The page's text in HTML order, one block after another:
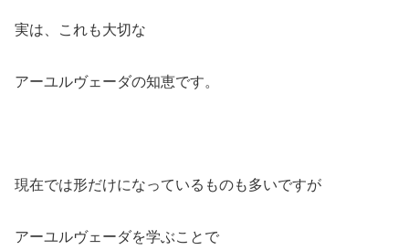
実は、これも大切な
アーユルヴェーダの知恵です。
現在では形だけになっているものも多いですが
アーユルヴェーダを学ぶことで